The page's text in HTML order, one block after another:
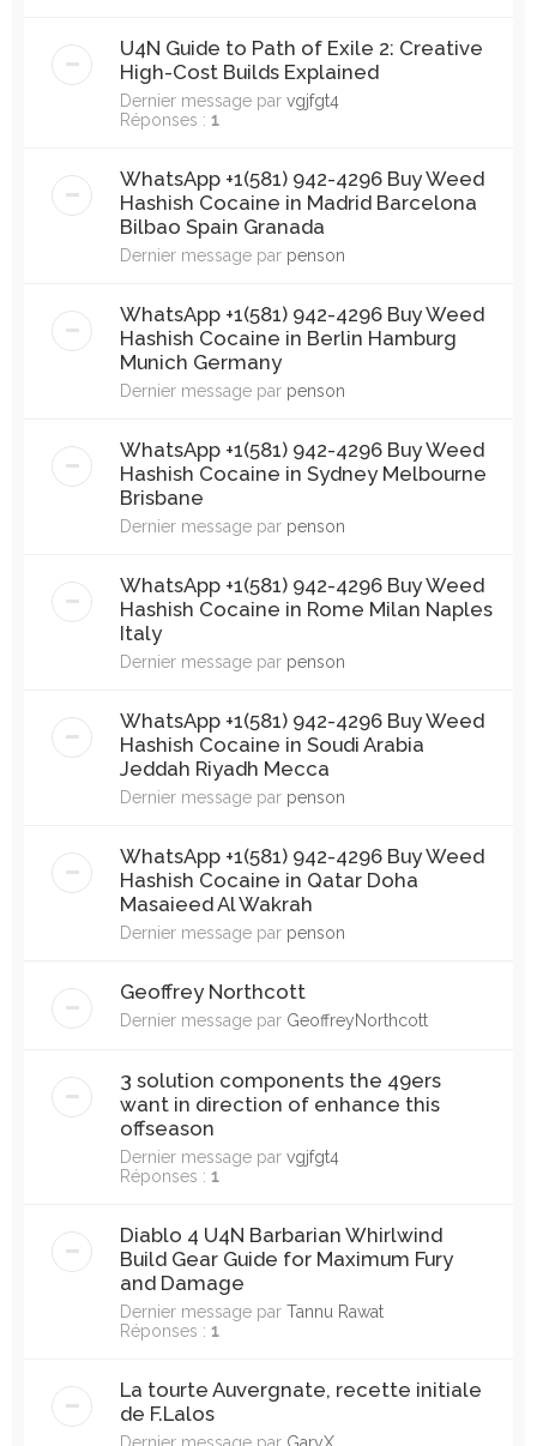
U4N Guide to Path of Exile 2: Creative
High-Cost Builds Explained
Dernier message par vgjfgt4
Réponses : 1
WhatsApp +1(581) 942-4296 Buy Weed
Hashish Cocaine in Madrid Barcelona
Bilbao Spain Granada
Dernier message par penson
WhatsApp +1(581) 942-4296 Buy Weed
Hashish Cocaine in Berlin Hamburg
Munich Germany
Dernier message par penson
WhatsApp +1(581) 942-4296 Buy Weed
Hashish Cocaine in Sydney Melbourne
Brisbane
Dernier message par penson
WhatsApp +1(581) 942-4296 Buy Weed
Hashish Cocaine in Rome Milan Naples
Italy
Dernier message par penson
WhatsApp +1(581) 942-4296 Buy Weed
Hashish Cocaine in Soudi Arabia
Jeddah Riyadh Mecca
Dernier message par penson
WhatsApp +1(581) 942-4296 Buy Weed
Hashish Cocaine in Qatar Doha
Masaieed Al Wakrah
Dernier message par penson
Geoffrey Northcott
Dernier message par GeoffreyNorthcott
3 solution components the 49ers
want in direction of enhance this
offseason
Dernier message par vgjfgt4
Réponses : 1
Diablo 4 U4N Barbarian Whirlwind
Build Gear Guide for Maximum Fury
and Damage
Dernier message par Tannu Rawat
Réponses : 1
La tourte Auvergnate, recette initiale
de F.Lalos
Dernier message par GaryX